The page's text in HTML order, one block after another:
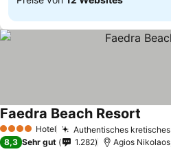
4 Sterne Hotel Authentisches
Faedra Beach Resort
8,3 Sehr gut 1.282 Agios